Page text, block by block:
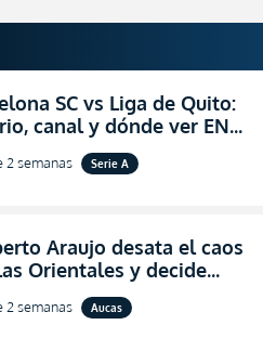
SC vs Liga de Quito:
canal y dónde ver EN
la Fecha 22 de la LigaPro
2 semanas Serie A
Araujo desata el caos
Orientales y decide
la dirección técnica
2 semanas Aucas